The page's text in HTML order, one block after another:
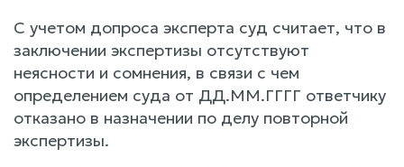
С учетом допроса эксперта суд считает, что в
заключении экспертизы отсутствуют
неясности и сомнения, в связи с чем
определением суда от ДД.ММ.ГГГГ ответчику
отказано в назначении по делу повторной
экспертизы.